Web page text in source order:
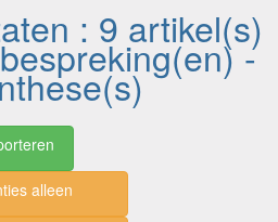
: 9 artikel(s)
-
alleen